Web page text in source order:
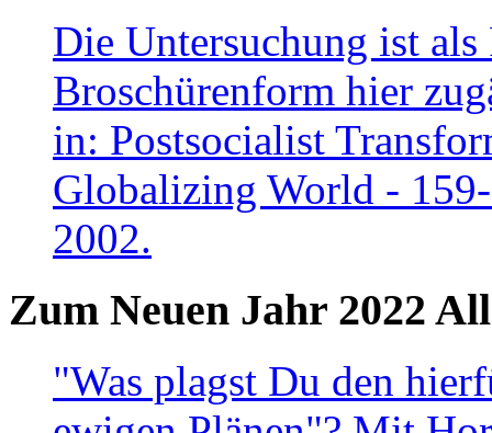
Die Untersuchung ist
Broschürenform hier
in: Postsocialist
Globalizing World -
2002.
Zum Neuen Jahr 2022
"Was plagst Du den